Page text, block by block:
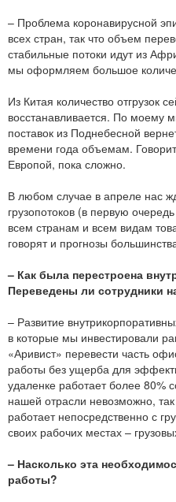
– Проблема коронавирусной
всех стран, так что объем
стабильные потоки идут из
мы оформляем большое
Из Китая количество отгрузок
восстанавливается. По моему
поставок из Поднебесной
времени года объемам.
Европой, пока сложно.
В любом случае в апреле нас
грузопотоков (в первую
всем странам и всем видам
говорят и прогнозы
– Как была перестроена
Переведены ли сотрудники
– Развитие
в которые мы инвестировали
«Аривист» перевести часть
работы без ущерба для
удаленке работает более 80%
нашей отрасли невозможно, так
работает непосредственно с
своих рабочих местах –
– Насколько эта
работы?